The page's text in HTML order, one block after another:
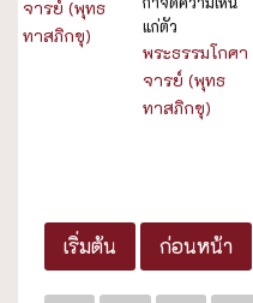
จารย์ (พุทธ
ทาสภิกขุ)
แก่ตัว
พระธรรมโกศา
จารย์ (พุทธ
ทาสภิกขุ)
เริ่มต้น ก่อนหน้า